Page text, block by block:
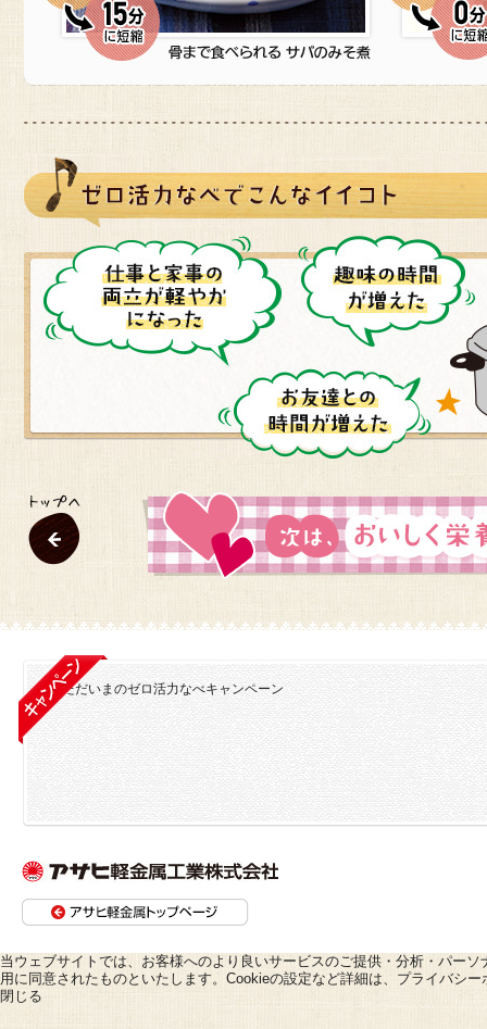
当ウェブサイトでは、お客様へのより良いサービスのご提供・分析・パー
用に同意されたものといたします。Cookieの設定など詳細は、 プライバシー
閉じる